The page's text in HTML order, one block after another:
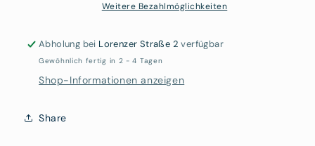
Weitere Bezahlmöglichkeiten
Abholung bei Lorenzer Straße 2 verfügbar
Gewöhnlich fertig in 2 - 4 Tagen
Shop-Informationen anzeigen
Share